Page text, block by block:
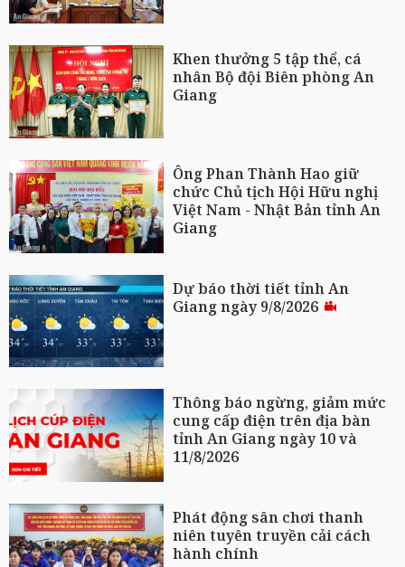
Khen thưởng 5 tập thể, cá
nhân Bộ đội Biên phòng An
Giang
Ông Phan Thành Hao giữ
chức Chủ tịch Hội Hữu nghị
Việt Nam - Nhật Bản tỉnh An
Giang
Dự báo thời tiết tỉnh An
Giang ngày 9/8/2026
Thông báo ngừng, giảm mức
cung cấp điện trên địa bàn
tỉnh An Giang ngày 10 và
11/8/2026
Phát động sân chơi thanh
niên tuyên truyền cải cách
hành chính